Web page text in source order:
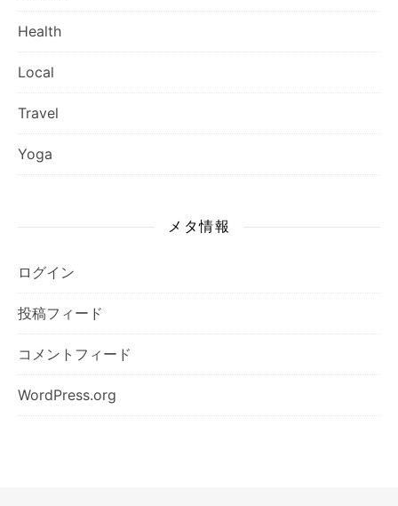
Health
Local
Travel
Yoga
メタ情報
ログイン
投稿フィード
コメントフィード
WordPress.org